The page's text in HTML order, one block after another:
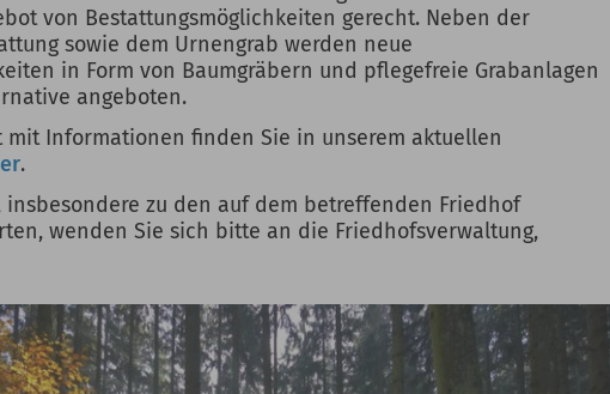
von Bestattungsmöglichkeiten gerecht. Neben der
sowie dem Urnengrab werden neue
in Form von Baumgräbern und pflegefreie Grabanlagen
angeboten.
mit Informationen finden Sie in unserem aktuellen
.
insbesondere zu den auf dem betreffenden Friedhof
wenden Sie sich bitte an die Friedhofsverwaltung,